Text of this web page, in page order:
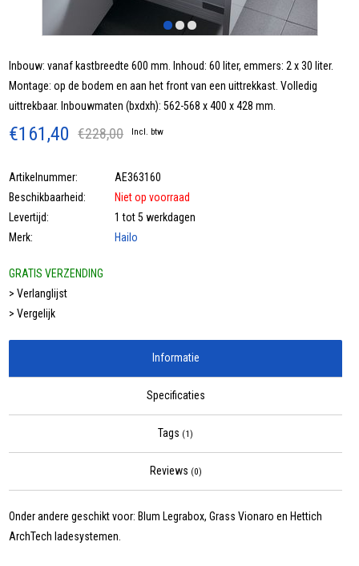
Inbouw: vanaf kastbreedte 600 mm. Inhoud: 60 liter, emmers: 2 x 30 liter.
Montage: op de bodem en aan het front van een uittrekkast. Volledig
uittrekbaar. Inbouwmaten (bxdxh): 562-568 x 400 x 428 mm.
€161,40 €228,00 Incl. btw
Artikelnummer:
AE363160
Beschikbaarheid:
Niet op voorraad
Levertijd:
1 tot 5 werkdagen
Merk:
Hailo
GRATIS VERZENDING
> Verlanglijst
> Vergelijk
Informatie
Specificaties
Tags (1)
Reviews (0)
Onder andere geschikt voor: Blum Legrabox, Grass Vionaro en Hettich
ArchTech ladesystemen.